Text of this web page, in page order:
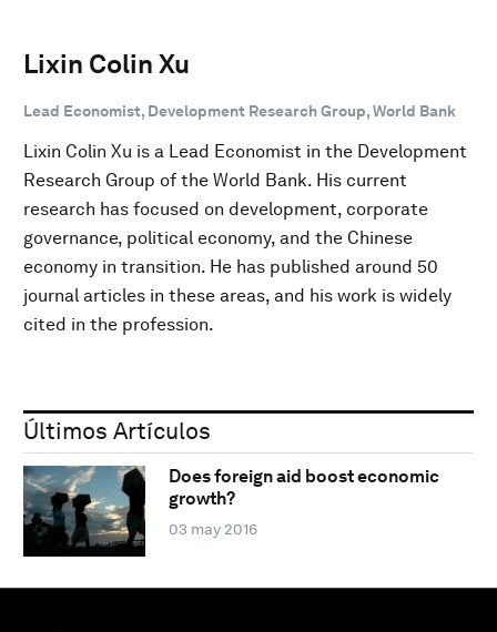
Lixin Colin Xu
Lead Economist, Development Research Group, World Bank
Lixin Colin Xu is a Lead Economist in the Development
Research Group of the World Bank. His current
research has focused on development, corporate
governance, political economy, and the Chinese
economy in transition. He has published around 50
journal articles in these areas, and his work is widely
cited in the profession.
Últimos Artículos
Does foreign aid boost economic
growth?
03 may 2016